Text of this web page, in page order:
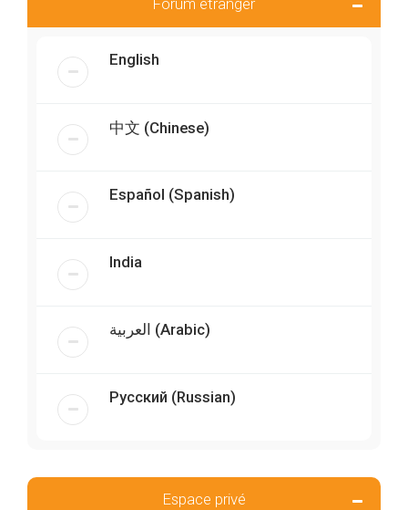
Forum étranger
English
中文 (Chinese)
Español (Spanish)
India
العربية (Arabic)
Русский (Russian)
Espace privé